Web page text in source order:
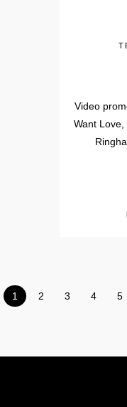
Video
Want
1 2 3 4 5